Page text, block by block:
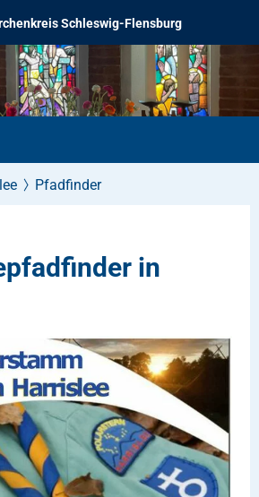
Schleswig-Flensburg
Pfadfinder
in